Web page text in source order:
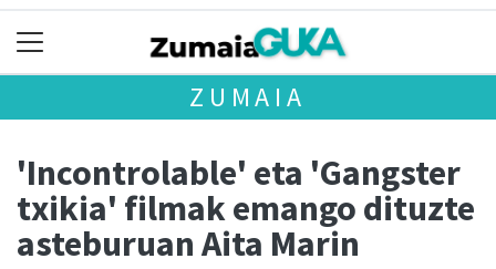
ZUMAIA
'Incontrolable' eta 'Gangster
txikia' filmak emango dituzte
asteburuan Aita Marin